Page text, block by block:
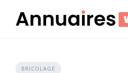
content
BRICOLAGE